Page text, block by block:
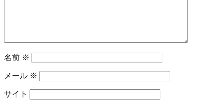
名前 ※
メール ※
サイト